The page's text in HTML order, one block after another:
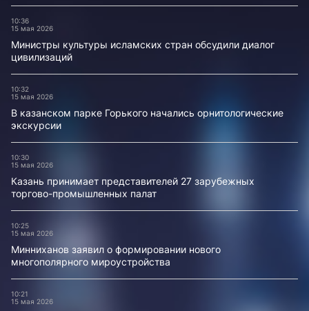
10:36
15 мая 2026
Министры культуры исламских стран обсудили диалог
цивилизаций
10:32
15 мая 2026
В казанском парке Горького начались орнитологические
экскурсии
10:30
15 мая 2026
Казань принимает представителей 27 зарубежных
торгово-промышленных палат
10:25
15 мая 2026
Минниханов заявил о формировании нового
многополярного мироустройства
10:21
15 мая 2026